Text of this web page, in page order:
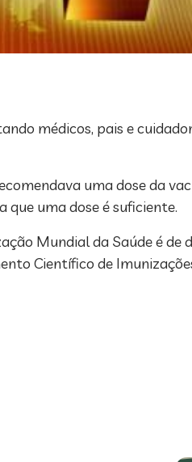
médicos, pais e
uma dose da
que uma dose é suficiente.
Mundial da Saúde é de
Científico de